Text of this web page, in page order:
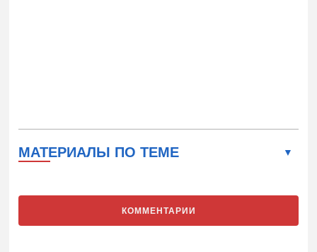
МАТЕРИАЛЫ ПО ТЕМЕ
КОММЕНТАРИИ